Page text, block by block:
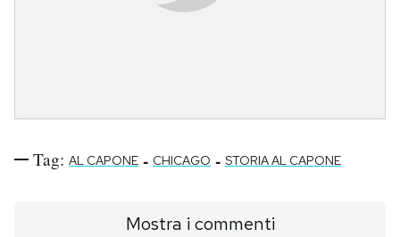
Tag: AL CAPONE - CHICAGO - STORIA AL CAPONE
Mostra i commenti